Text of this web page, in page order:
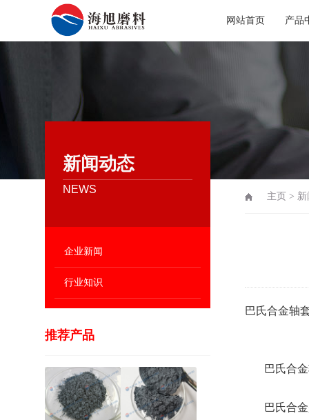
网站首页 产品
新闻动态
NEWS
企业新闻
行业知识
推荐产品
主页 >
巴氏合金轴
巴氏合金
巴氏合金